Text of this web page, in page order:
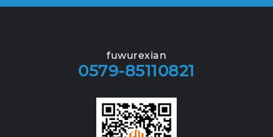
fuwurexian
0579-85110821